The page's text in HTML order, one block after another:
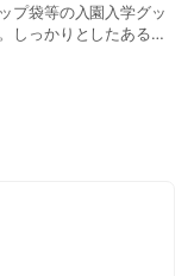
プ袋等の入園入学グッ
しっかりとしたある程